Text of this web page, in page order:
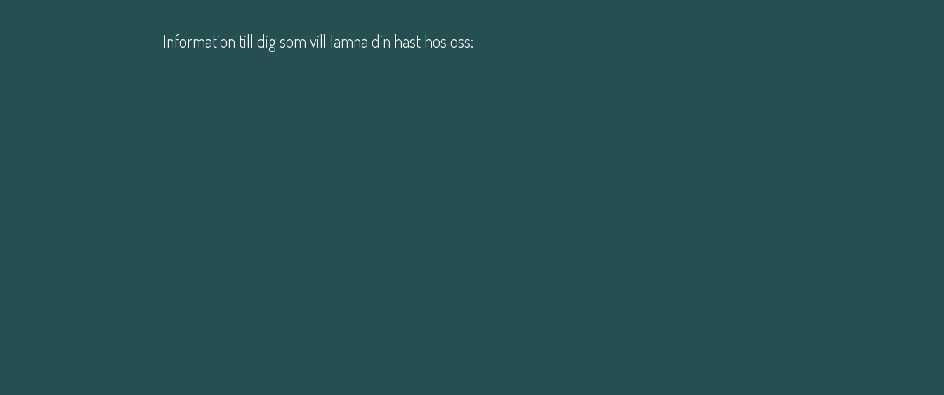
Information till dig som vill lämna din häst hos oss: